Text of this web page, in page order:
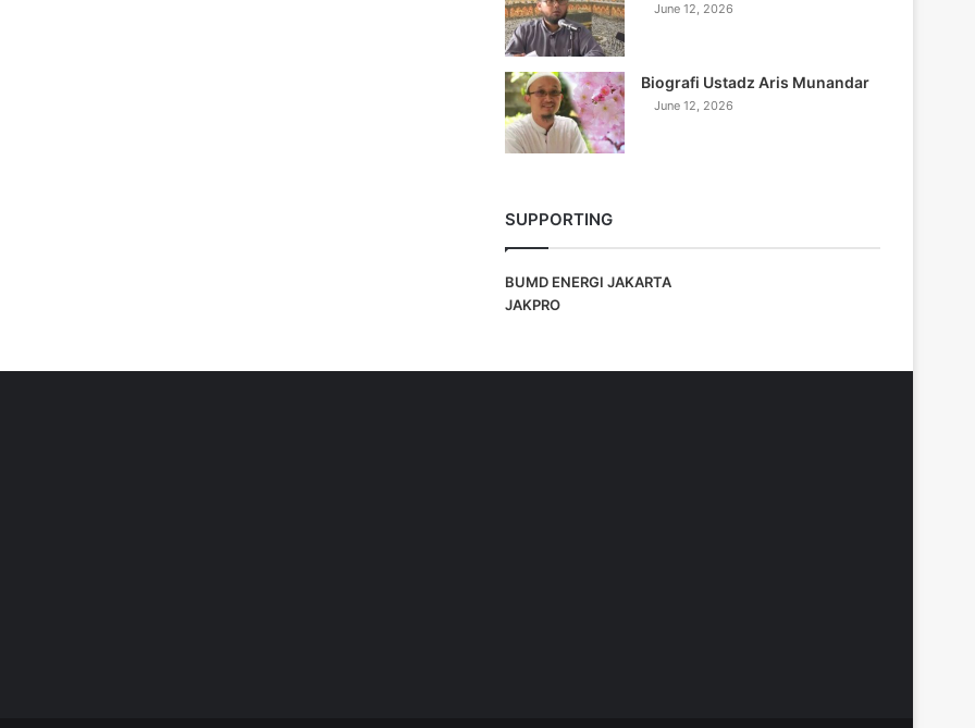
June 12, 2026
Biografi Ustadz Aris Munandar
June 12, 2026
SUPPORTING
BUMD ENERGI JAKARTA
JAKPRO